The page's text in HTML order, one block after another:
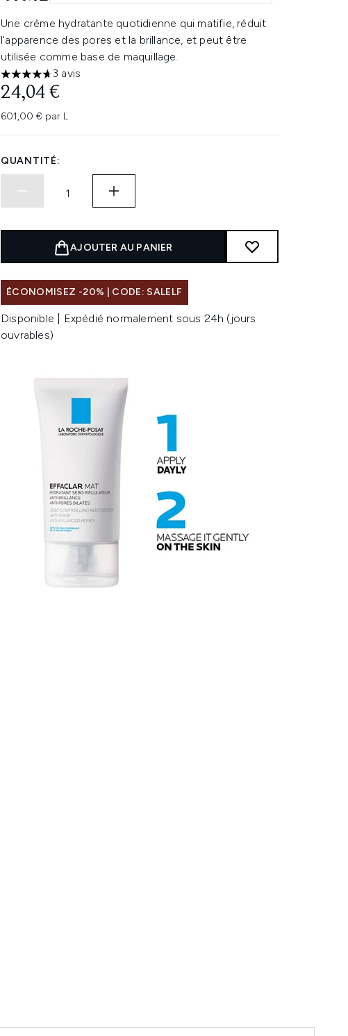
Une crème hydratante quotidienne qui matifie, réduit
l'apparence des pores et la brillance, et peut être
utilisée comme base de maquillage.
4.67 étoiles sur un maximum de 5
3 avis
24,04 €
601,00 € par L
QUANTITÉ:
AJOUTER AU PANIER
ÉCONOMISEZ -20% | CODE: SALELF
Disponible | Expédié normalement sous 24h (jours
ouvrables)